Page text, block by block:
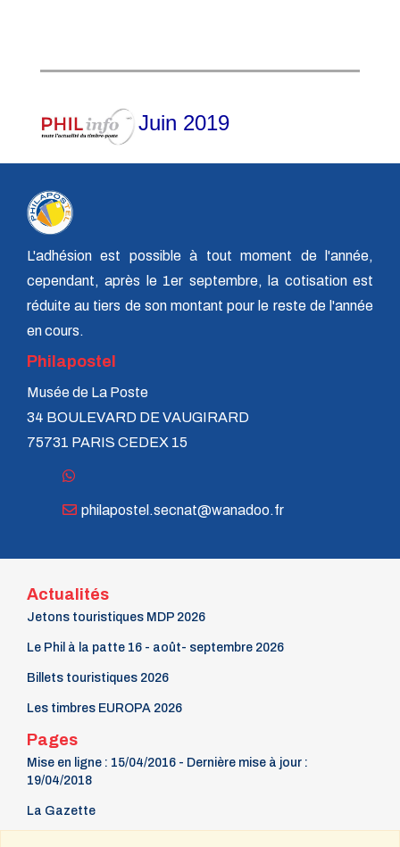
Juin 2019
L'adhésion est possible à tout moment de l'année,
cependant, après le 1er septembre, la cotisation est
réduite au tiers de son montant pour le reste de l'année
en cours.
Philapostel
Musée de La Poste
34 BOULEVARD DE VAUGIRARD
75731 PARIS CEDEX 15
philapostel.secnat@wanadoo.fr
Actualités
Jetons touristiques MDP 2026
Le Phil à la patte 16 - août- septembre 2026
Billets touristiques 2026
Les timbres EUROPA 2026
Pages
Mise en ligne : 15/04/2016 - Dernière mise à jour :
19/04/2018
La Gazette